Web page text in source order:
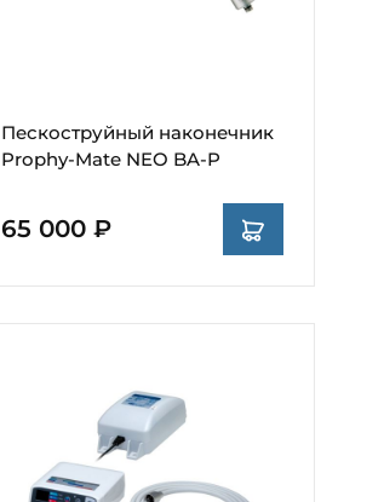
Пескоструйный наконечник
Prophy-Mate NEO BA-P
65 000 ₽